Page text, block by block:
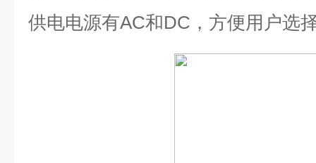
供电电源有AC和DC ，方便用户选